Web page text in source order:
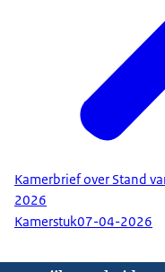
Kamerbrief over Stand
2026
Kamerstuk07-04-2026